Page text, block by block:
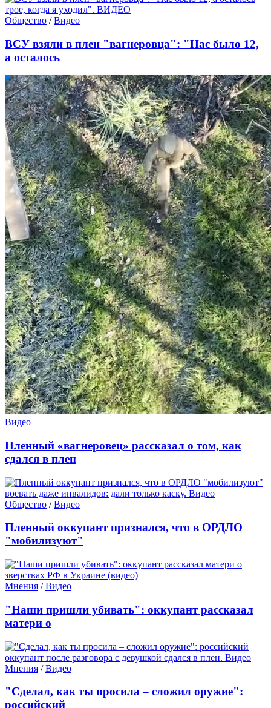
Общество /Видео
ВСУ взяли в плен "вагнеровца": "Нас было 12,
а осталось
Видео
Пленный «вагнеровец» рассказал о том, как
сдался в плен
Общество /Видео
Пленный оккупант признался, что в ОРДЛО
"мобилизуют"
Мнения /Видео
"Наши пришли убивать": оккупант рассказал
матери о
Мнения /Видео
"Сделал, как ты просила – сложил оружие":
российский